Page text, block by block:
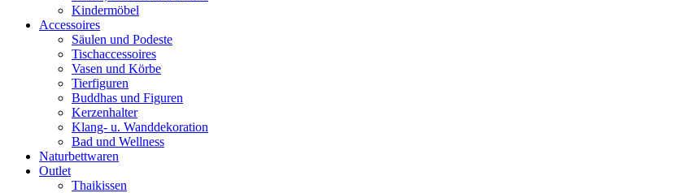
Kindermöbel
Accessoires
Säulen und Podeste
Tischaccessoires
Vasen und Körbe
Tierfiguren
Buddhas und Figuren
Kerzenhalter
Klang- u. Wanddekoration
Bad und Wellness
Naturbettwaren
Outlet
Thaikissen